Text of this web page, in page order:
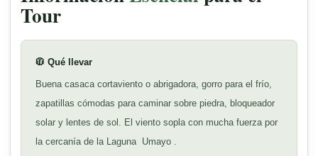
emprendemos el regreso hacia Puno para dejarte
cómodamente en tu hotel.
Tour
🧥 Qué llevar
Buena casaca cortaviento o abrigadora, gorro para el frío,
zapatillas cómodas para caminar sobre piedra, bloqueador
solar y lentes de sol. El viento sopla con mucha fuerza por
la cercanía de la Laguna Umayo